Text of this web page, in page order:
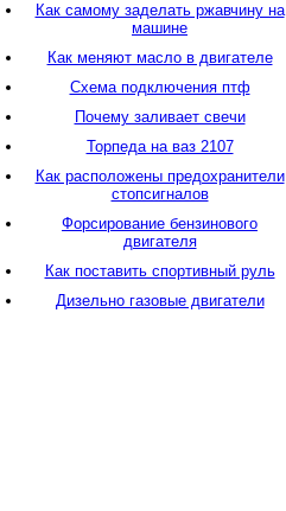
Как самому заделать ржавчину на
машине
Как меняют масло в двигателе
Схема подключения птф
Почему заливает свечи
Торпеда на ваз 2107
Как расположены предохранители
стопсигналов
Форсирование бензинового
двигателя
Как поставить спортивный руль
Дизельно газовые двигатели